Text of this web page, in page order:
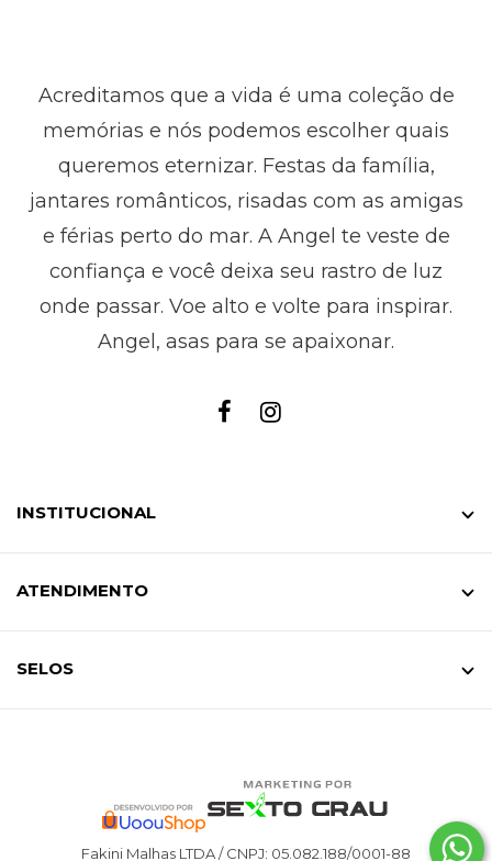
Acreditamos que a vida é uma coleção de
memórias e nós podemos escolher quais
queremos eternizar. Festas da família,
jantares românticos, risadas com as amigas
e férias perto do mar. A Angel te veste de
confiança e você deixa seu rastro de luz
onde passar. Voe alto e volte para inspirar.
Angel, asas para se apaixonar.
INSTITUCIONAL
ATENDIMENTO
SELOS
Fakini Malhas LTDA / CNPJ: 05.082.188/0001-88